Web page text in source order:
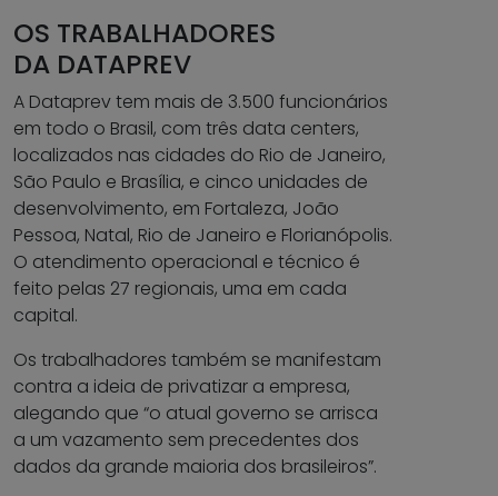
OS TRABALHADORES
DA DATAPREV
A Dataprev tem mais de 3.500 funcionários
em todo o Brasil, com três data centers,
localizados nas cidades do Rio de Janeiro,
São Paulo e Brasília, e cinco unidades de
desenvolvimento, em Fortaleza, João
Pessoa, Natal, Rio de Janeiro e Florianópolis.
O atendimento operacional e técnico é
feito pelas 27 regionais, uma em cada
capital.
Os trabalhadores também se manifestam
contra a ideia de privatizar a empresa,
alegando que “o atual governo se arrisca
a um vazamento sem precedentes dos
dados da grande maioria dos brasileiros”.